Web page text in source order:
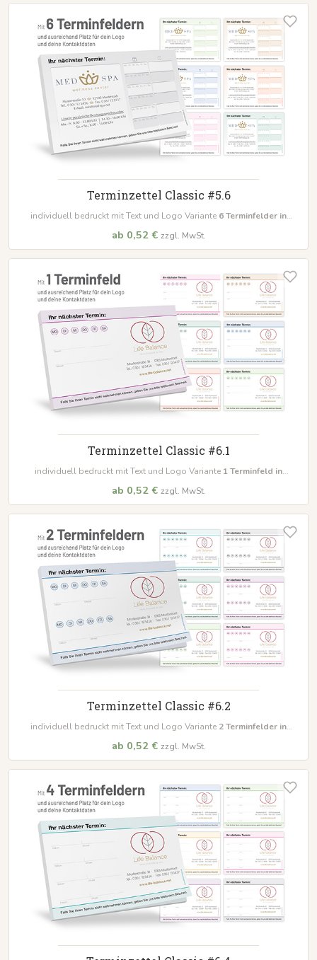
Terminzettel Classic #5.6
individuell bedruckt mit Text und Logo Variante 6Terminfelder in
ab 0,52 € zzgl. MwSt.
Terminzettel Classic #6.1
individuell bedruckt mit Text und Logo Variante 1 Terminfeld in
ab 0,52 € zzgl. MwSt.
Terminzettel Classic #6.2
individuell bedruckt mit Text und Logo Variante 2Terminfelder in
ab 0,52 € zzgl. MwSt.